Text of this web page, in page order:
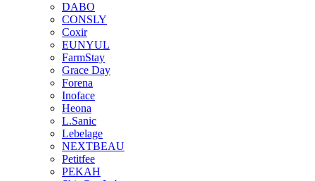
DABO
CONSLY
Coxir
EUNYUL
FarmStay
Grace Day
Forena
Inoface
Heona
L.Sanic
Lebelage
NEXTBEAU
Petitfee
PEKAH